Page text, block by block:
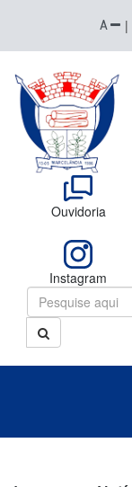
A |
Ouvidoria
Instagram